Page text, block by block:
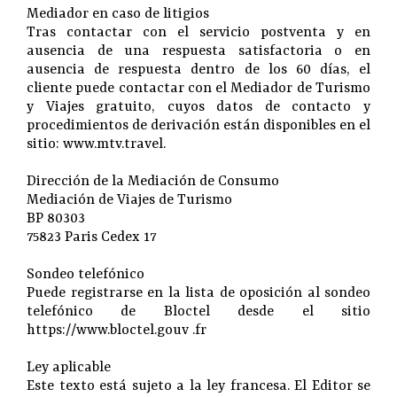
Mediador en caso de litigios
Tras contactar con el servicio postventa y en
ausencia de una respuesta satisfactoria o en
ausencia de respuesta dentro de los 60 días, el
cliente puede contactar con el Mediador de Turismo
y Viajes gratuito, cuyos datos de contacto y
procedimientos de derivación están disponibles en el
sitio: www.mtv.travel.
Dirección de la Mediación de Consumo
Mediación de Viajes de Turismo
BP 80303
75823 Paris Cedex 17
Sondeo telefónico
Puede registrarse en la lista de oposición al sondeo
telefónico de Bloctel desde el sitio
https://www.bloctel.gouv .fr
Ley aplicable
Este texto está sujeto a la ley francesa. El Editor se